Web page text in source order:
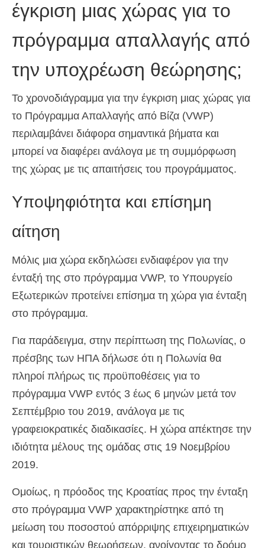
έγκριση μιας χώρας για το
πρόγραμμα απαλλαγής από
την υποχρέωση θεώρησης;
Το χρονοδιάγραμμα για την έγκριση μιας χώρας για
το Πρόγραμμα Απαλλαγής από Βίζα (VWP)
περιλαμβάνει διάφορα σημαντικά βήματα και
μπορεί να διαφέρει ανάλογα με τη συμμόρφωση
της χώρας με τις απαιτήσεις του προγράμματος.
Υποψηφιότητα και επίσημη
αίτηση
Μόλις μια χώρα εκδηλώσει ενδιαφέρον για την
ένταξή της στο πρόγραμμα VWP, το Υπουργείο
Εξωτερικών προτείνει επίσημα τη χώρα για ένταξη
στο πρόγραμμα.
Για παράδειγμα, στην περίπτωση της Πολωνίας, ο
πρέσβης των ΗΠΑ δήλωσε ότι η Πολωνία θα
πληροί πλήρως τις προϋποθέσεις για το
πρόγραμμα VWP εντός 3 έως 6 μηνών μετά τον
Σεπτέμβριο του 2019, ανάλογα με τις
γραφειοκρατικές διαδικασίες. Η χώρα απέκτησε την
ιδιότητα μέλους της ομάδας στις 19 Νοεμβρίου
2019.
Ομοίως, η πρόοδος της Κροατίας προς την ένταξη
στο πρόγραμμα VWP χαρακτηρίστηκε από τη
μείωση του ποσοστού απόρριψης επιχειρηματικών
και τουριστικών θεωρήσεων, ανοίγοντας το δρόμο